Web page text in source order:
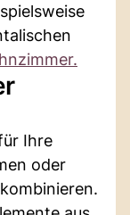
Ihre
oder